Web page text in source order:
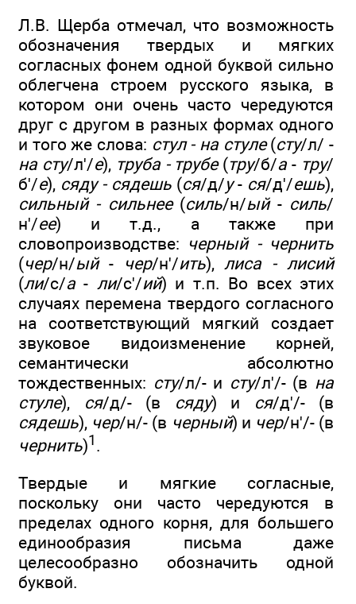
Л.В. Щерба отмечал, что возможность
обозначения твердых и мягких
согласных фонем одной буквой сильно
облегчена строем русского языка, в
котором они очень часто чередуются
друг с другом в разных формах одного
и того же слова: стул - на стуле(сту/л/ -
на сту/л'/е), труба - трубе(тру/б/а - тру/
б'/е), сяду - сядешь (ся/д/у- ся/д'/ешь),
сильный - сильнее(силь/н/ый- силь/
н'/ее) и т.д., а также при
словопроизводстве: черный - чернить
(чер/н/ый- чер/н'/ить),лиса - лисий
(ли/с/а - ли/с'/ий) и т.п. Во всех этих
случаях перемена твердого согласного
на соответствующий мягкий создает
звуковое видоизменение корней,
семантически абсолютно
тождественных: сту/л/- и сту/л'/- (в на
стуле), ся/д/- (в сяду) и ся/д'/- (в
сядешь), чер/н/- (в черный) и чер/н'/- (в
чернить)1 .
Твердые и мягкие согласные,
поскольку они часто чередуются в
пределах одного корня, для большего
единообразия письма даже
целесообразно обозначить одной
буквой.